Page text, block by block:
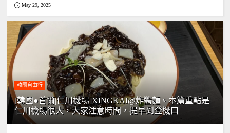
May 29, 2025
韓國自由行
[韓國●首爾|仁川機場]XINGKAI@炸醬麵。本篇重點是
仁川機場很大，大家注意時間，提早到登機口